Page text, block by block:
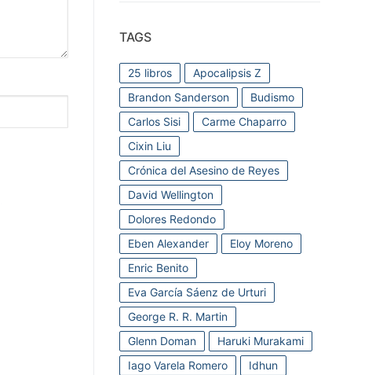
TAGS
25 libros
Apocalipsis Z
Brandon Sanderson
Budismo
Carlos Sisi
Carme Chaparro
Cixin Liu
Crónica del Asesino de Reyes
David Wellington
Dolores Redondo
Eben Alexander
Eloy Moreno
Enric Benito
Eva García Sáenz de Urturi
George R. R. Martin
Glenn Doman
Haruki Murakami
Iago Varela Romero
Idhun